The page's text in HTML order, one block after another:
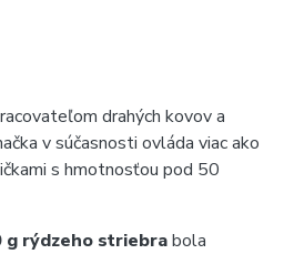
drahých kovov a
v súčasnosti ovláda viac ako
s hmotnosťou pod 50
g rýdzeho striebrabola